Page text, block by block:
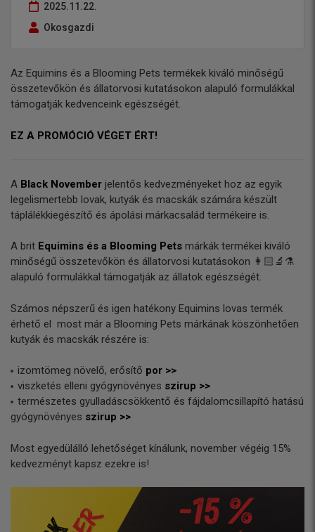
2025.11.22.
Okosgazdi
Az Equimins és a Blooming Pets termékek kiváló minőségű
összetevőkön és állatorvosi kutatásokon alapuló formulákkal
támogatják kedvenceink egészségét.
EZ A PROMÓCIÓ VÉGET ÉRT!
A Black November jelentős kedvezményeket hoz az egyik
legelismertebb lovak, kutyák és macskák számára készült
táplálékkiegészítő és ápolási márkacsalád termékeire is.
A brit Equimins és a Blooming Pets márkák termékei kiváló
minőségű összetevőkön és állatorvosi kutatásokon 👩🏻‍🔬⚗️
alapuló formulákkal támogatják az állatok egészségét.
Számos népszerű és igen hatékony Equimins lovas termék
érhető el most már a Blooming Pets márkának köszönhetően
kutyák és macskák részére is:
izomtömeg növelő, erősítő por >>
viszketés elleni gyógynövényes szirup >>
természetes gyulladáscsökkentő és fájdalomcsillapító hatású
gyógynövényes szirup >>
Most egyedülálló lehetőséget kínálunk, november végéig 15%
kedvezményt kapsz ezekre is!